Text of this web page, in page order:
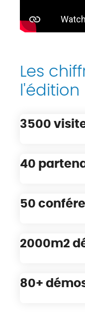
Les
l'édition
3500
40
50
2000m2
80+